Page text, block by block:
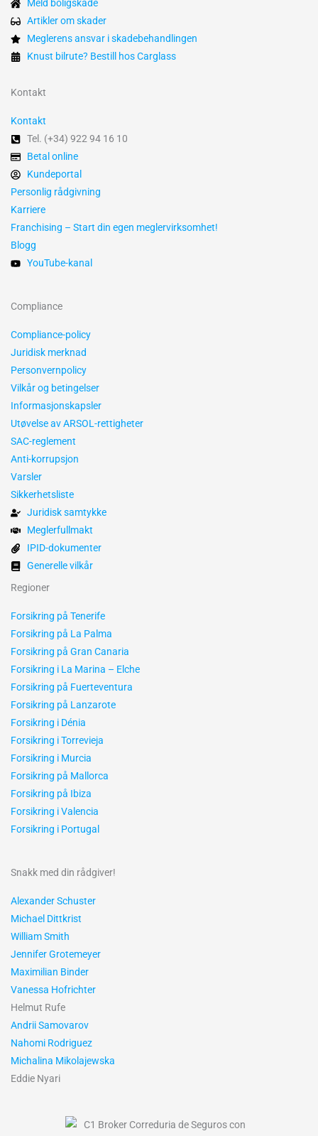
Meld boligskade
Artikler om skader
Meglerens ansvar i skadebehandlingen
Knust bilrute? Bestill hos Carglass
Kontakt
Kontakt
Tel. (+34) 922 94 16 10
Betal online
Kundeportal
Personlig rådgivning
Karriere
Franchising – Start din egen megler­virksomhet!
Blogg
YouTube-kanal
Compliance
Compliance-policy
Juridisk merknad
Personvernpolicy
Vilkår og betingelser
Informasjonskapsler
Utøvelse av ARSOL-rettigheter
SAC-reglement
Anti-korrupsjon
Varsler
Sikkerhetsliste
Juridisk samtykke
Meglerfullmakt
IPID-dokumenter
Generelle vilkår
Regioner
Forsikring på Tenerife
Forsikring på La Palma
Forsikring på Gran Canaria
Forsikring i La Marina – Elche
Forsikring på Fuerteventura
Forsikring på Lanzarote
Forsikring i Dénia
Forsikring i Torrevieja
Forsikring i Murcia
Forsikring på Mallorca
Forsikring på Ibiza
Forsikring i Valencia
Forsikring i Portugal
Snakk med din rådgiver!
Alexander Schuster
Michael Dittkrist
William Smith
Jennifer Grotemeyer
Maximilian Binder
Vanessa Hofrichter
Helmut Rufe
Andrii Samovarov
Nahomi Rodriguez
Michalina Mikolajewska
Eddie Nyari